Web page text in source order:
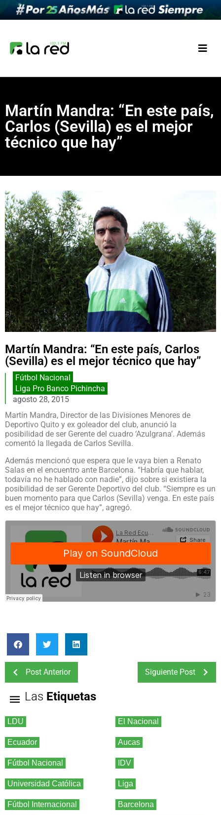
Martín Mandra: “En este país,
Carlos (Sevilla) es el mejor
técnico que hay”
Martín Mandra: “En este país, Carlos
(Sevilla) es el mejor técnico que hay”
Fútbol Nacional
Liga Pro Banco Pichincha
agosto 28, 2015
Martín Mandra, Director de las Divisiones Menores de
Deportivo Quito y ex goleador del club, anunció la
posibilidad de ser Gerente del cuadro ‘Azulgrana’. Además
comentó la llegada de Carlos Sevilla.
Además mencionó que espera que le vaya bien a Renato
Salas en el encuentro ante Barcelona. “Habría que hablar,
todavía no he hablado con nadie”, dijo sobre si existiera la
posibilidad de ser Gerente Deportivo del club. “Siempre es un
buen momento para que Carlos (Sevilla) venga. En este país
es el mejor técnico que hay”, agregó.
Post Anterior Siguiente Post
Las Etiquetas
LDU El Nacional
Ecuador Aucas
Fútbol Nacional IDV
Universidad Católica Liga
Fútbol Internacional Barcelona